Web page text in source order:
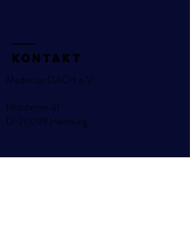
KOntakt
Mediation DACH e.V.
Holzdamm 41
D-20099 Hamburg